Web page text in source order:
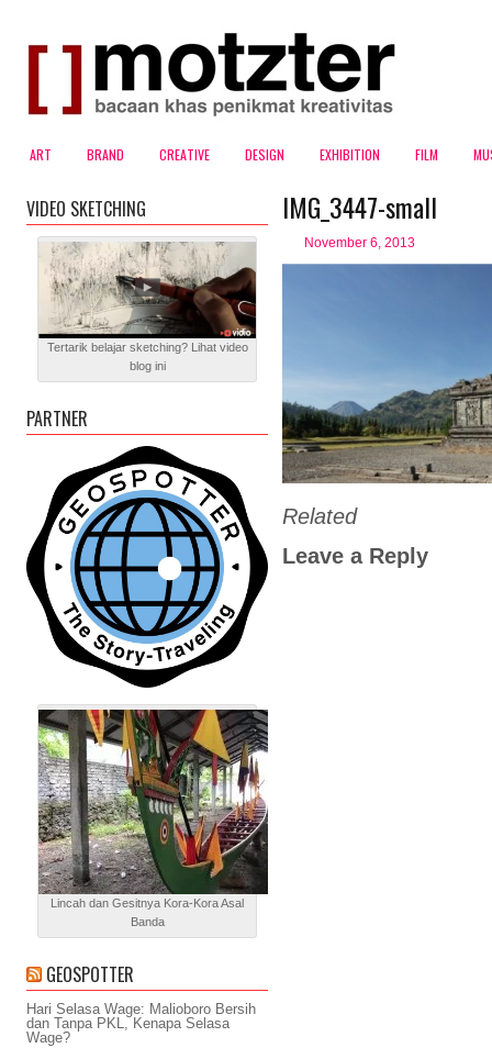
ART BRAND CREATIVE DESIGN EXHIBITION FILM
IMG_3447-small
November 6, 2013
Related
Leave a Reply
VIDEO SKETCHING
Tertarik belajar sketching? Lihat video
blog ini
PARTNER
Lincah dan Gesitnya Kora-Kora Asal
Banda
GEOSPOTTER
Hari Selasa Wage: Malioboro Bersih
dan Tanpa PKL, Kenapa Selasa
Wage?